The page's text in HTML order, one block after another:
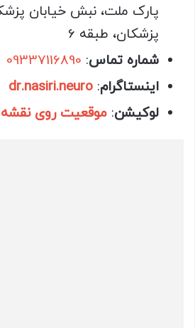
پارک ملت، نبش خیابان
پزشکان، طبقه 6
شماره تماس:
اینستاگرام:
dr.nasiri.neuro
لوکیشن: موقعیت روی نقشه